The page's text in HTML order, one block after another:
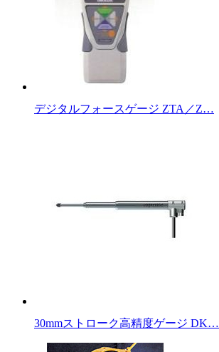
デジタルフォースゲージ ZTA／Z…
30mmストローク高精度ゲージ DK…